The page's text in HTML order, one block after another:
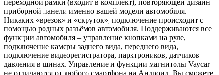
переходной рамки (входит в комплект), повторяющей дизайн
приборной панели именно вашей модели автомобиля.
Никаких «врезок» и «скруток», подключение происходит с
помощью родных разъёмов автомобиля. Поддерживаются все
функции автомобиля – управление кнопками на руле,
подключение камеры заднего вида, переднего вида,
подключение видеорегистратора, парктроников, датчиков
давления в шинах. Управление и функции магнитолы Vaycar
не отличаются от любого смартфона на Андроид. Вы сможете